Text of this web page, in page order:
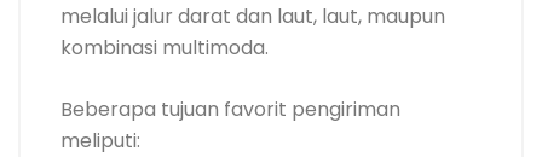
melalui jalur darat dan laut, laut, maupun
kombinasi multimoda.
Beberapa tujuan favorit pengiriman
meliputi: